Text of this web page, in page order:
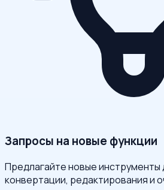
Запросы на новые функции
Предлагайте новые инструменты
конвертации, редактирования и